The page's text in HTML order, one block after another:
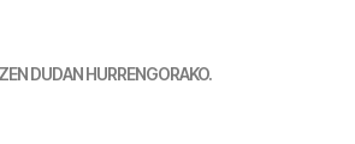
DUDAN HURRENGORAKO.